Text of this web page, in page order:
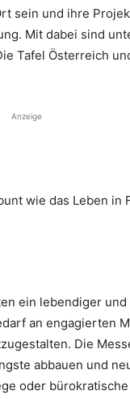
sein und ihre
Mit dabei sind
Tafel Österreich
Anzeige
wie das Leben in
ein lebendiger
an engagierten
Die
abbauen und
oder